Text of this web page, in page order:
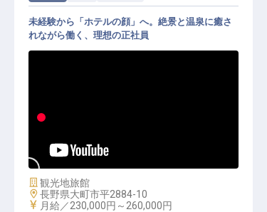
フロント│月給23万円～／北アルプ
月1万円・未経験OK
未経験から「ホテルの顔」へ。絶景と温泉に癒さ
れながら働く、理想の正社員
施設業態
観光地旅館
勤務地
長野県大町市平2884-10
給与
月給／230,000円～ 260,000円